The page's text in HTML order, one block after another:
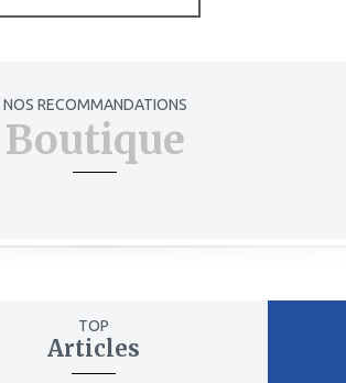
NOS RECOMMANDATIONS
Boutique
TOP
Articles